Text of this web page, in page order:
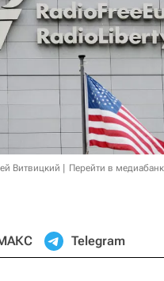
Витвицкий Перейти в медиабанк
Telegram